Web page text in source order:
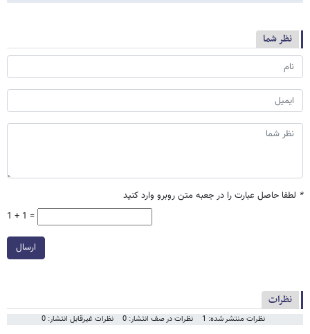
نظر شما
* لطفا حاصل عبارت را در جعبه متن روبرو وارد کنید
1 + 1 =
ارسال
نظرات
نظرات منتشر شده: 1 نظرات در صف انتشار: 0 نظرات غیرقابل انتشار: 0